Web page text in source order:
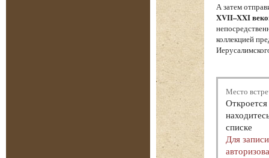
А затем
XVII–XXI
коллекцией
Место
списке
Для